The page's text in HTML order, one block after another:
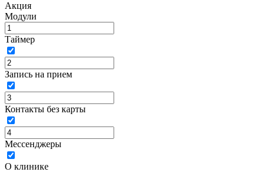
Акция
Модули
Таймер
Запись на прием
Контакты без карты
Мессенджеры
О клинике